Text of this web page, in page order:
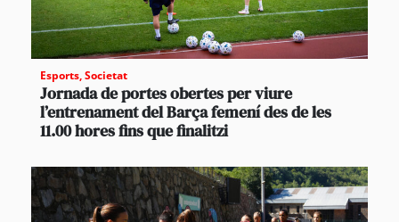
Esports,Societat
Jornada de portes obertes per viure
l’entrenament del Barça femení des de les
11.00 hores fins que finalitzi